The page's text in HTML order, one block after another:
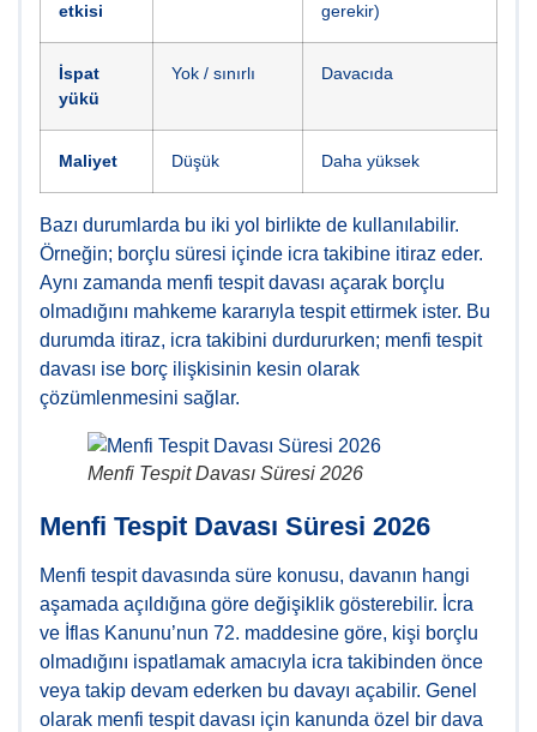
etkisi
gerekir)
İspat
yükü
Yok / sınırlı Davacıda
Maliyet Düşük Daha yüksek
Bazı durumlarda bu iki yol birlikte de kullanılabilir.
Örneğin; borçlu süresi içinde icra takibine itiraz eder.
Aynı zamanda menfi tespit davası açarak borçlu
olmadığını mahkeme kararıyla tespit ettirmek ister. Bu
durumda itiraz, icra takibini durdururken; menfi tespit
davası ise borç ilişkisinin kesin olarak
çözümlenmesini sağlar.
Menfi Tespit Davası Süresi 2026
Menfi Tespit Davası Süresi 2026
Menfi tespit davasında süre konusu, davanın hangi
aşamada açıldığına göre değişiklik gösterebilir. İcra
ve İflas Kanunu’nun 72. maddesine göre, kişi borçlu
olmadığını ispatlamak amacıyla icra takibinden önce
veya takip devam ederken bu davayı açabilir. Genel
olarak menfi tespit davası için kanunda özel bir dava